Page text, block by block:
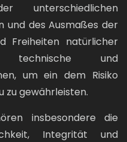
unterschiedlichen
und des Ausmaßes der
Freiheiten natürlicher
technische und
um ein dem Risiko
zu gewährleisten.
insbesondere die
Integrität und